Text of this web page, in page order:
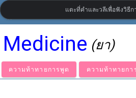
LanguageGuide.org•คำศัพท์ภา
Medicine (ยา)
ความท้าทายการพูด ความท้าท
แตะที่คำและวลีเพื่อฟังวิธีก